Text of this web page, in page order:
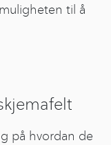
til å
på hvordan de